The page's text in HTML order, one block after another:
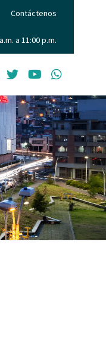
Contáctenos
a 11:00 p.m.